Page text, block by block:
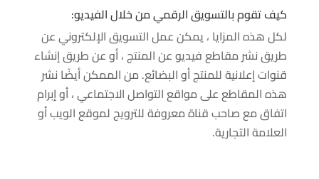
كيف تقوم بالتسويق الرقمي من خلال الفيديو:
لكل هذه المزايا ، يمكن عمل التسويق الإلكتروني عن
طريق نشر مقاطع فيديو عن المنتج ، أو عن طريق إنشاء
قنوات إعلانية للمنتج أو البضائع. من الممكن أيضًا نشر
هذه المقاطع على مواقع التواصل الاجتماعي ، أو إبرام
اتفاق مع صاحب قناة معروفة للترويج لموقع الويب أو
العلامة التجارية.